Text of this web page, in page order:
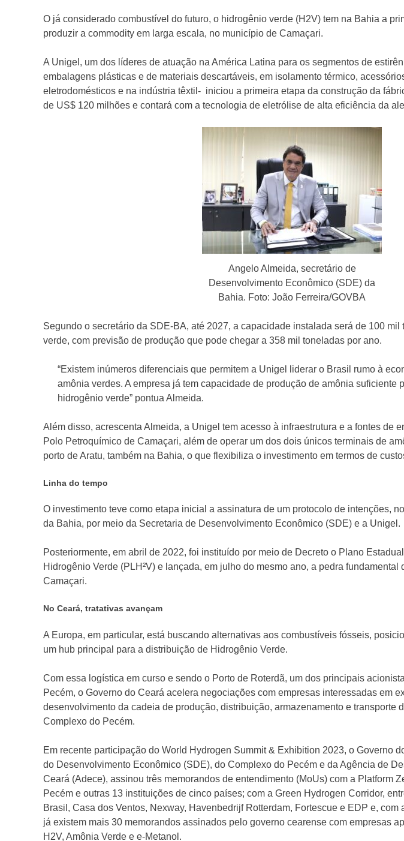
O já considerado combustível do futuro, o hidrogênio verde (H2V) tem na Bahia a
produzir a commodity em larga escala, no município de Camaçari.
A Unigel, um dos líderes de atuação na América Latina para os segmentos de
embalagens plásticas e de materiais descartáveis, em isolamento térmico,
eletrodomésticos e na indústria têxtil- iniciou a primeira etapa da construção da
de US$ 120 milhões e contará com a tecnologia de eletrólise de alta eficiência da
Angelo Almeida, secretário de
Desenvolvimento Econômico (SDE) da
Bahia. Foto: João Ferreira/GOVBA
Segundo o secretário da SDE-BA, até 2027, a capacidade instalada será de 100
verde, com previsão de produção que pode chegar a 358 mil toneladas por ano.
“Existem inúmeros diferenciais que permitem a Unigel liderar o Brasil rumo à
amônia verdes. A empresa já tem capacidade de produção de amônia suficiente
hidrogênio verde” pontua Almeida.
Além disso, acrescenta Almeida, a Unigel tem acesso à infraestrutura e a fontes de
Polo Petroquímico de Camaçari, além de operar um dos dois únicos terminais de
porto de Aratu, também na Bahia, o que flexibiliza o investimento em termos de
Linha do tempo
O investimento teve como etapa inicial a assinatura de um protocolo de intenções,
da Bahia, por meio da Secretaria de Desenvolvimento Econômico (SDE) e a Unigel.
Posteriormente, em abril de 2022, foi instituído por meio de Decreto o Plano
Hidrogênio Verde (PLH²V) e lançada, em julho do mesmo ano, a pedra fundamental
Camaçari.
No Ceará, tratativas avançam
A Europa, em particular, está buscando alternativas aos combustíveis fósseis,
um hub principal para a distribuição de Hidrogênio Verde.
Com essa logística em curso e sendo o Porto de Roterdã, um dos principais
Pecém, o Governo do Ceará acelera negociações com empresas interessadas em
desenvolvimento da cadeia de produção, distribuição, armazenamento e transporte
Complexo do Pecém.
Em recente participação do World Hydrogen Summit & Exhibition 2023, o Governo
do Desenvolvimento Econômico (SDE), do Complexo do Pecém e da Agência de
Ceará (Adece), assinou três memorandos de entendimento (MoUs) com a Platform
Pecém e outras 13 instituições de cinco países; com a Green Hydrogen Corridor,
Brasil, Casa dos Ventos, Nexway, Havenbedrijf Rotterdam, Fortescue e EDP e, com
já existem mais 30 memorandos assinados pelo governo cearense com empresas
H2V, Amônia Verde e e-Metanol.